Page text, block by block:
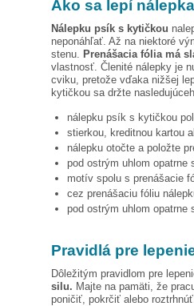
Ako sa lepí nálepka
Nálepku psík s kytičkou
neponáhľať. Až na niektoré
stenu. Prenášacia fólia má
vlastnosť. Členité nálepky je
cviku, pretože vďaka nižšej
kytičkou sa držte
nálepku psík s kytičkou
stierkou, kreditnou kartou
nálepku otočte a položte
pod ostrým uhlom
motív spolu s prenášacie
cez prenášaciu fóliu
pod ostrým uhlom
Pravidlá pre
Dôležitým pravidlom pre
silu. Majte na pamäti, že
poničiť, pokrčiť alebo